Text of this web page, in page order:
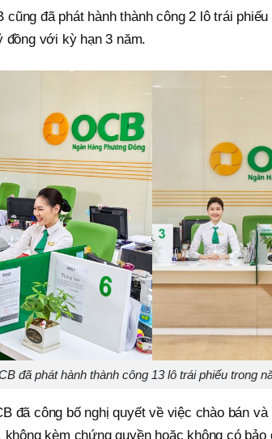
cũng đã phát hành thành công 2 lô trái
đồng với kỳ hạn 3 năm.
đã phát hành thành công 13 lô trái phiếu trong
đã công bố nghị quyết về việc chào bán
kèm chứng quyền hoặc không có bảo